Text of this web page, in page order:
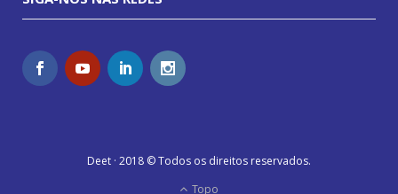
Deet · 2018 © Todos os direitos reservados.
Topo